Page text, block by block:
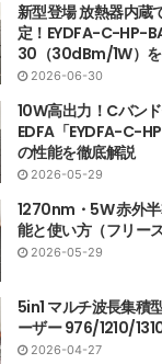
新型登場 放熱器内蔵
定！EYDFA-C-HP-
30（30dBm/1W）
2026-06-30
10W高出力！Cバン
EDFA「EYDFA-C-
の性能を徹底解説
2026-05-29
1270nm・5W 赤外
能と使い方（フリー
2026-05-29
5in1 マルチ波長集積
ーザー 976/1210/
2026-04-27